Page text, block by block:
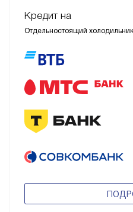
Кредит на
Отдельностоящий